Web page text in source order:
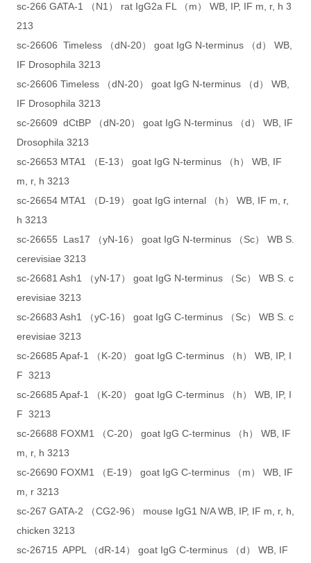
sc-266 GATA-1 （N1） rat IgG2a FL （m） WB, IP, IF m, r, h 3
213
sc-26606 Timeless （dN-20） goat IgG N-terminus （d） WB,
IF Drosophila 3213
sc-26606 Timeless （dN-20） goat IgG N-terminus （d） WB,
IF Drosophila 3213
sc-26609 dCtBP （dN-20） goat IgG N-terminus （d） WB, IF
Drosophila 3213
sc-26653 MTA1 （E-13） goat IgG N-terminus （h） WB, IF
m, r, h 3213
sc-26654 MTA1 （D-19） goat IgG internal （h） WB, IF m, r,
h 3213
sc-26655 Las17 （yN-16） goat IgG N-terminus （Sc） WB S.
cerevisiae 3213
sc-26681 Ash1 （yN-17） goat IgG N-terminus （Sc） WB S. c
erevisiae 3213
sc-26683 Ash1 （yC-16） goat IgG C-terminus （Sc） WB S. c
erevisiae 3213
sc-26685 Apaf-1 （K-20） goat IgG C-terminus （h） WB, IP, I
F 3213
sc-26685 Apaf-1 （K-20） goat IgG C-terminus （h） WB, IP, I
F 3213
sc-26688 FOXM1 （C-20） goat IgG C-terminus （h） WB, IF
m, r, h 3213
sc-26690 FOXM1 （E-19） goat IgG C-terminus （m） WB, IF
m, r 3213
sc-267 GATA-2 （CG2-96） mouse IgG1 N/A WB, IP, IF m, r, h,
chicken 3213
sc-26715 APPL （dR-14） goat IgG C-terminus （d） WB, IF